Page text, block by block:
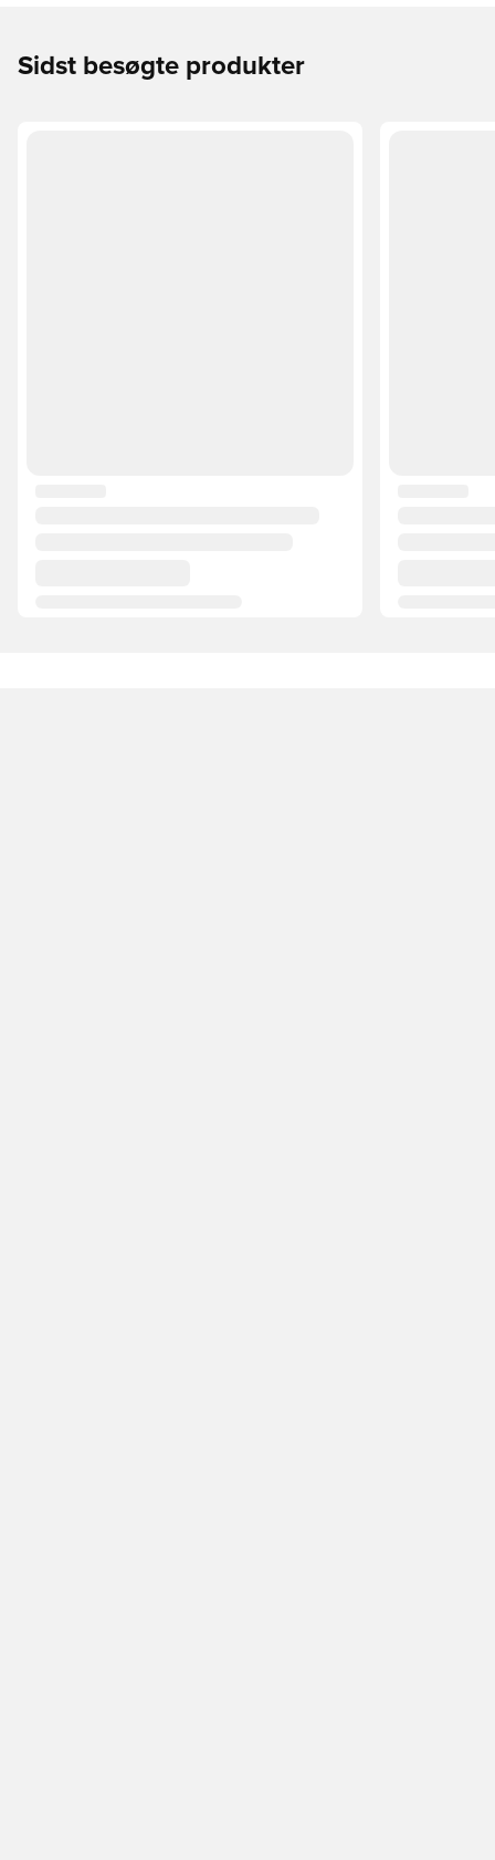
Sidst besøgte produkter